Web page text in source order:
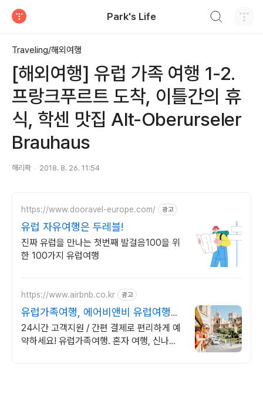
Park's Life
Traveling/해외여행
[해외여행] 유럽 가족 여행 1-2.
프랑크푸르트 도착, 이틀간의 휴
식, 학센 맛집 Alt-Oberurseler
Brauhaus
해리팍 2018. 8. 26. 11:54
https://www.dooravel-europe.com/ 광고
유럽 자유여행은 두레블!
진짜 유럽을 만나는 첫번째 발걸음100을 위
한 100가지 유럽여행
https://www.airbnb.co.kr 광고
유럽가족여행, 에어비앤비 유럽여행도
우리집처럼
24시간 고객지원 / 간편 결제로 편리하게 예
약하세요! 유럽가족여행. 혼자 여행, 신나는